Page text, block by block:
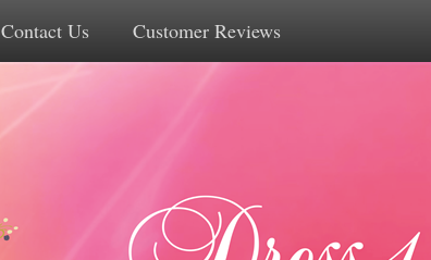
Contact Us Customer Reviews